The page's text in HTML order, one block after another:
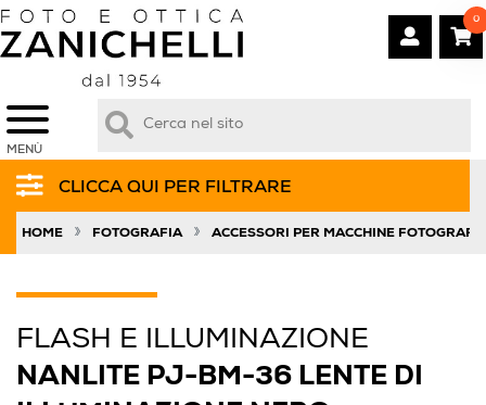
MENÙ
0
CLICCA QUI PER FILTRARE
HOME » FOTOGRAFIA » ACCESSORI PER MACCHINE
FLASH E ILLUMINAZIONE
NANLITE PJ-BM-36 LENTE DI